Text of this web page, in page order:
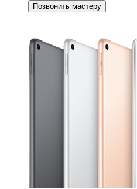
Позвонить мастеру